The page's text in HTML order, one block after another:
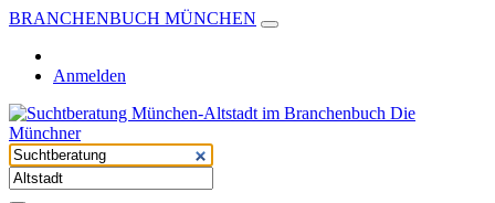
BRANCHENBUCH MÜNCHEN
Anmelden